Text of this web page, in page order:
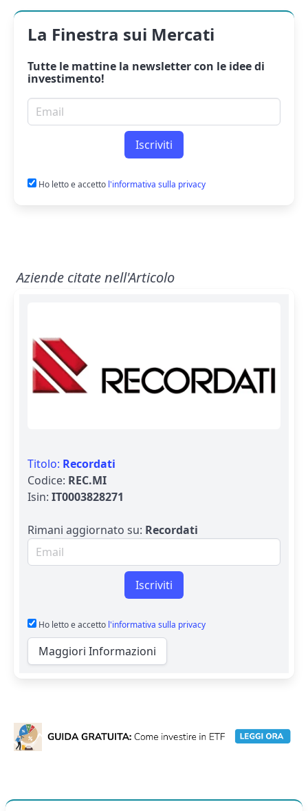
La Finestra sui Mercati
Tutte le mattine la newslettercon le idee di
investimento!
Email per newsletter
Iscriviti
Ho letto e accetto l'informativa sulla privacy
Aziende citate nell'Articolo
Titolo: Recordati
Codice: REC.MI
Isin: IT0003828271
Rimani aggiornato su: Recordati
Email per newsletter
Iscriviti
Ho letto e accetto l'informativa sulla privacy
Maggiori Informazioni